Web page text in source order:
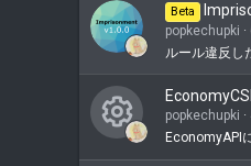
コ
ン
ツ
ア
イ
コ
ン
Beta
popkechupki
ルール違反し
popkechupki
EconomyAPI